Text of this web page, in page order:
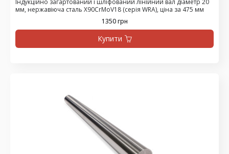
Індукційно загартований і шліфований лінійний вал діаметр 20
мм, нержавіюча сталь X90CrMoV18 (серія WRA), ціна за 475 мм
1350 грн
Купити